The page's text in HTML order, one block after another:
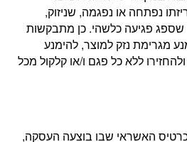
נפתחה או נפגמה, שניזוק,
פגיעה כלשהי. כן מתבקשות
מגרימת נזק למוצר, להימנע
ללא כל פגם ו/או קלקול מכל
האשראי שבו בוצעה העסקה,